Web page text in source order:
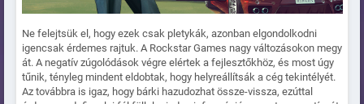
Ne felejtsük el, hogy ezek csak pletykák, azonban elgondolkodni
igencsak érdemes rajtuk. A Rockstar Games nagy változásokon megy
át. A negatív zúgolódások végre elértek a fejlesztőkhöz, és most úgy
tűnik, tényleg mindent eldobtak, hogy helyreállítsák a cég tekintélyét.
Az továbbra is igaz, hogy bárki hazudozhat össze-vissza, ezúttal